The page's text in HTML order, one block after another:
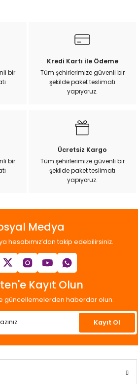
bir
Kredi Kartı ile Ödeme
Tüm şehirlerimize güvenli bir
şekilde paket teslimatı
yapıyoruz.
bir
Ücretsiz Kargo
Tüm şehirlerimize güvenli bir
şekilde paket teslimatı
yapıyoruz.
Medya
hesabımız’dan takip edebilirsiniz.
Kayıt Olun
güncellemelerden haberdar olun.
Kayıt Ol